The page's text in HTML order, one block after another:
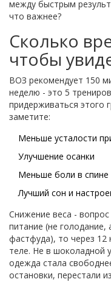
между быстрым
что важнее?
Сколько
чтобы
ВОЗ рекомендует 150
неделю - это 5
придерживаться этого
заметите:
Меньше усталости
Улучшение осанки
Меньше боли в спине
Лучший сон и
Снижение веса -
питание (не
фастфуда), то через 12
теле. Не в шоколадной
одежда стала
остановки, перестали